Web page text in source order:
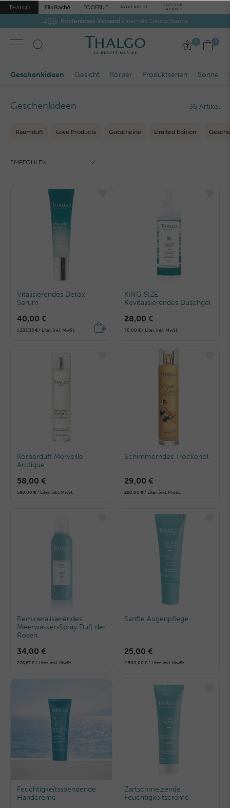
Kostenloser Versand innerhalb Deutschlands
0 0
Gesicht Körper Produktserien Sonne
Geschenkideen
Geschenkideen 36 Artikel
Love Products Gutscheine Limited Edition
Raumduft
Vitalisierendes Detox-
Serum
40,00 €
1.333,33 € / Liter, inkl. MwSt.
KING SIZE
Revitalisierendes Duschgel
28,00 €
70,00 € / Liter, inkl. MwSt.
Körperduft Merveille
Arctique
58,00 €
580,00 € / Liter, inkl. MwSt.
Schimmerndes Trockenöl
29,00 €
290,00 € / Liter, inkl. MwSt.
Remineralisierendes
Meerwasser-Spray Duft der
Rosen
34,00 €
226,67 € / Liter, inkl. MwSt.
Sanfte Augenpflege
25,00 €
2.500,00 € / Liter, inkl. MwSt.
Feuchtigkeitsspendende
Handcreme
Zartschmelzende
Feuchtigkeitscreme